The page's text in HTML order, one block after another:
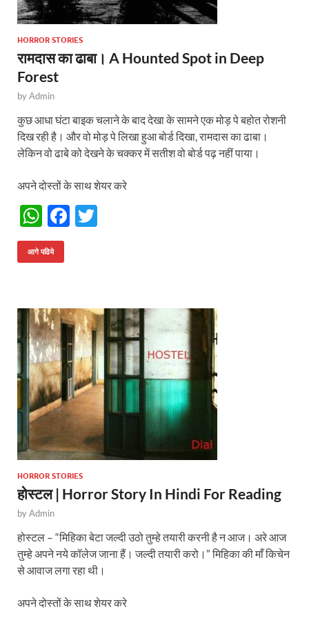
HORROR STORIES
रामदास का ढाबा। A Hounted Spot in Deep
Forest
byAdmin
कुछ आधा घंटा बाइक चलाने के बाद देखा के सामने एक मोड़ पे बहोत रोशनी
दिख रही है। और वो मोड़ पे लिखा हुआ बोर्ड दिखा, रामदास का ढाबा।
लेकिन वो ढाबे को देखने के चक्कर में सतीश वो बोर्ड पढ़ नहीं पाया।
अपने दोस्तों के साथ शेयर करे
W
h
at
A
p
p
F
o
o
k
आगे पढिये
HORROR STORIES
होस्टल | Horror Story In Hindi For Reading
byAdmin
होस्टल – “मिहिका बेटा जल्दी उठो तुम्हे तयारी करनी है न आज। अरे आज
तुम्हे अपने नये कॉलेज जाना हैं। जल्दी तयारी करो।” मिहिका की माँ किचेन
से आवाज लगा रहा थी।
अपने दोस्तों के साथ शेयर करे